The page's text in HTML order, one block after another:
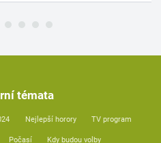
témata
Nejlepší horory TV program
Počasí Kdy budou volby